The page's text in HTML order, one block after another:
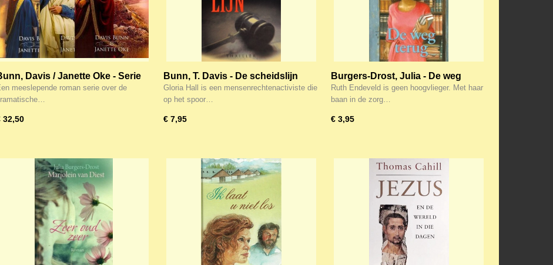
Davis / Janette Oke - Serie
van de Centurio /
vlam / De weg naar
meeslepende roman serie over de
32,50
Bunn, T. Davis - De scheidslijn
Gloria Hall is een mensenrechtenactiviste die
op het spoor…
€ 7,95
Burgers-Drost, Julia - De weg
terug
Ruth Endeveld is geen hoogvlieger. Met haar
baan in de zorg…
€ 3,95